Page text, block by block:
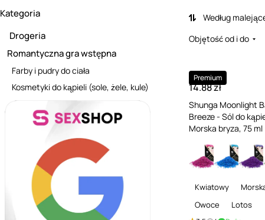
Według
Objętość od i do
Premium
14.88 zł
Shunga Moonlight
Breeze - Sól do
Morska bryza, 75 ml
Kwiatowy
Owoce
Lotos
Kategoria
Drogeria
Romantyczna gra wstępna
Farby i pudry do ciała
Kosmetyki do kąpieli (sole, żele, kule)